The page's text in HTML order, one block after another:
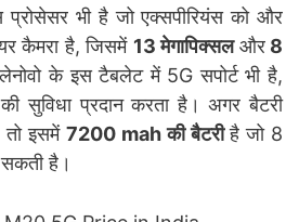
प्रोसेसर भी है जो एक्सपीरियंस को और
कैमरा है, जिसमें 13 मेगापिक्सलऔर8
के इस टैबलेट में 5G सपोर्ट भी है,
सुविधा प्रदान करता है। अगर बैटरी
इसमें7200 mah की बैटरीहै जो 8
है।